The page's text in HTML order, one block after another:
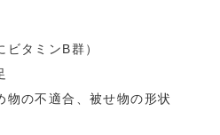
ビタミンB群）
物の不適合、被せ物の形状